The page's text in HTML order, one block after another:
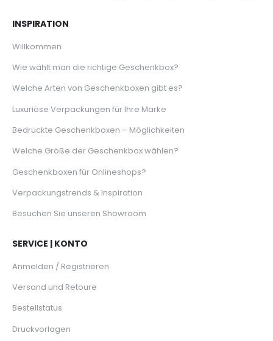
INSPIRATION
Willkommen
Wie wählt man die richtige Geschenkbox?
Welche Arten von Geschenkboxen gibt es?
Luxuriöse Verpackungen für Ihre Marke
Bedruckte Geschenkboxen – Möglichkeiten
Welche Größe der Geschenkbox wählen?
Geschenkboxen für Onlineshops?
Verpackungstrends & Inspiration
Besuchen Sie unseren Showroom
SERVICE | KONTO
Anmelden / Registrieren
Versand und Retoure
Bestellstatus
Druckvorlagen